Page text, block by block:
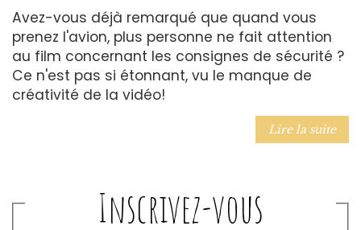
Avez-vous déjà remarqué que quand vous
prenez l'avion, plus personne ne fait attention
au film concernant les consignes de sécurité ?
Ce n'est pas si étonnant, vu le manque de
créativité de la vidéo!
Lire la suite
Inscrivez-vous